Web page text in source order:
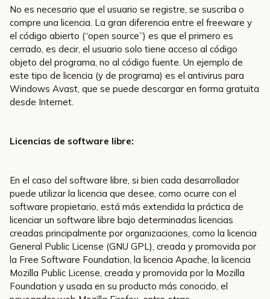
No es necesario que el usuario se registre, se suscriba o
compre una licencia. La gran diferencia entre el freeware y
el código abierto (“open source”) es que el primero es
cerrado, es decir, el usuario solo tiene acceso al código
objeto del programa, no al código fuente. Un ejemplo de
este tipo de licencia (y de programa) es el antivirus para
Windows Avast, que se puede descargar en forma gratuita
desde Internet.
Licencias de software libre:
En el caso del software libre, si bien cada desarrollador
puede utilizar la licencia que desee, como ocurre con el
software propietario, está más extendida la práctica de
licenciar un software libre bajo determinadas licencias
creadas principalmente por organizaciones, como la licencia
General Public License (GNU GPL), creada y promovida por
la Free Software Foundation, la licencia Apache, la licencia
Mozilla Public License, creada y promovida por la Mozilla
Foundation y usada en su producto más conocido, el